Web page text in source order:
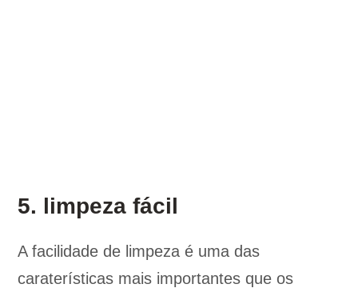
5. limpeza fácil
A facilidade de limpeza é uma das
caraterísticas mais importantes que os